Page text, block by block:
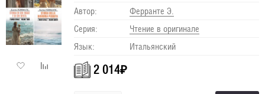
Автор:
Ферранте Э.
Серия:
Чтение в оригинале
Язык:
Итальянский
2 014₽